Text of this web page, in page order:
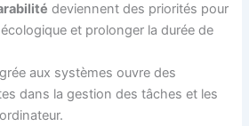
deviennent des priorités pour
écologique et prolonger la durée de
aux systèmes ouvre des
dans la gestion des tâches et les